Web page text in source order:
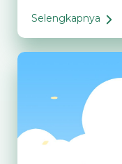
Selengkapnya
Kisah
Nyata
Cegah